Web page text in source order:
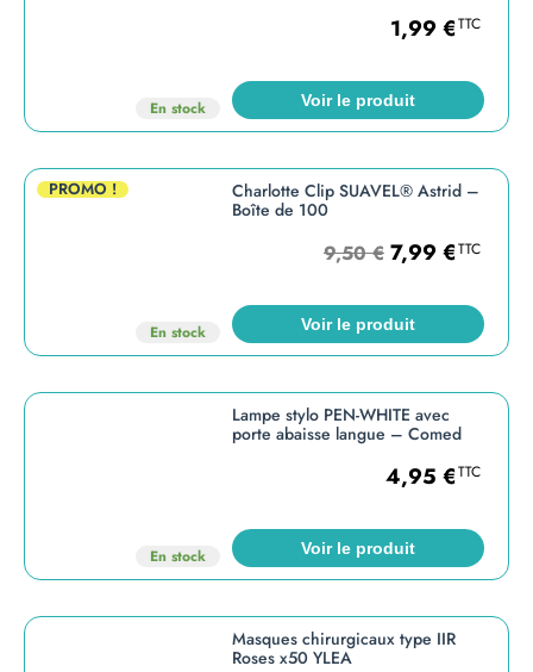
En stock
1,99€TTC
Voir le produit
PROMO !
En stock
Charlotte Clip SUAVEL® Astrid –
Boîte de 100
9,50€ 7,99€TTC
Voir le produit
En stock
Lampe stylo PEN-WHITE avec
porte abaisse langue – Comed
4,95 €TTC
Voir le produit
Masques chirurgicaux type IIR
Roses x50 YLEA